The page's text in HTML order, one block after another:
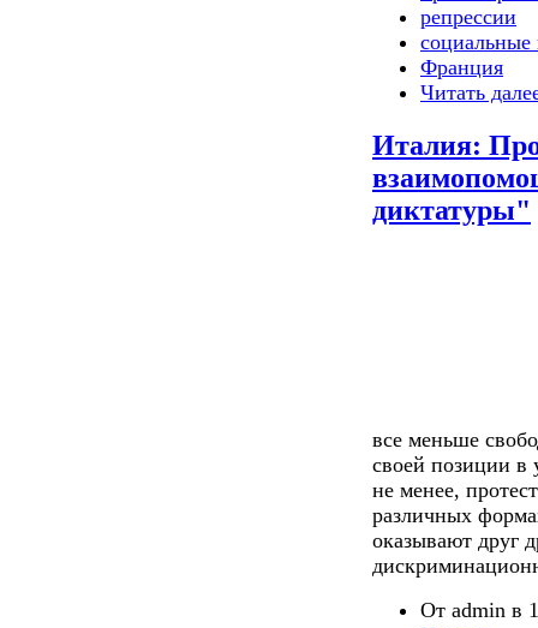
репрессии
социальные
Франция
Читать
Италия:
диктатуры"
все меньше
своей позиции в
не менее,
различных
оказывают друг
От admin в